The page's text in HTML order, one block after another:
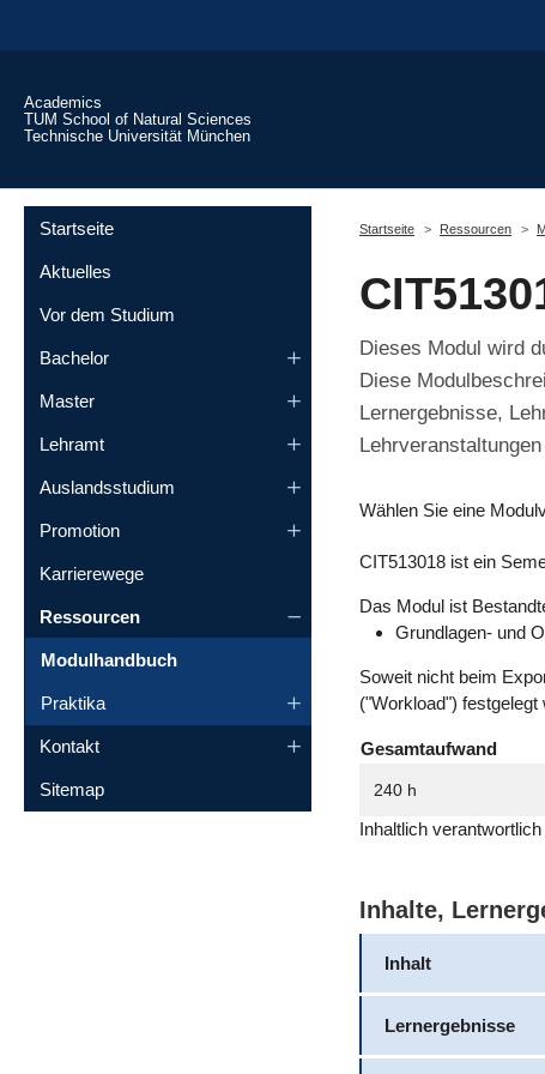
Academics
TUM School of Natural Sciences
Technische Universität München
Startseite
Aktuelles
Vor dem Studium
Bachelor
Master
Lehramt
Auslandsstudium
Promotion
Karrierewege
Ressourcen
Modulhandbuch
Praktika
Kontakt
Sitemap
Startseite
Ressourcen
Dieses Modul wird
Diese
Lernergebnisse,
Wählen Sie eine
CIT513018 ist ein
Das Modul ist
Grundlagen- und
Soweit nicht beim
("Workload") festgelegt
Gesamtaufwand
240 h
Inhaltlich
Inhalte,
Inhalt
Lernergebnisse